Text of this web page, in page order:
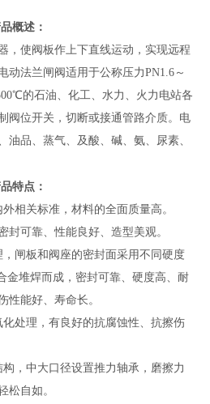
概述：
使阀板作上下直线运动，实现远程
动法兰闸阀适用于公称压力PN1.6～
的石油、化工、水力、火力电站各
阀位开关，切断或接通管路介质。电
油品、蒸气、及酸、碱、氨、尿素、
特点：
关标准，材料的全面质量高。
可靠、性能良好、造型美观。
闸板和阀座的密封面采用不同硬度
金堆焊而成，密封可靠、硬度高、耐
性能好、寿命长。
处理，有良好的抗腐蚀性、抗擦伤
中大口径设置推力轴承，磨擦力
松自如。